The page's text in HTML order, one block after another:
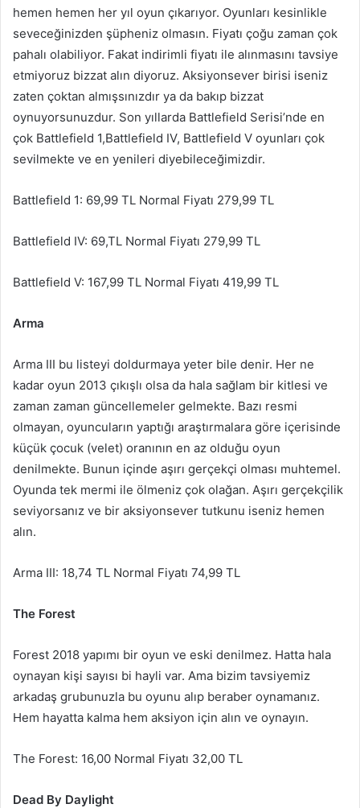
hemen hemen her yıl oyun çıkarıyor. Oyunları kesinlikle
seveceğinizden şüpheniz olmasın. Fiyatı çoğu zaman çok
pahalı olabiliyor. Fakat indirimli fiyatı ile alınmasını tavsiye
etmiyoruz bizzat alın diyoruz. Aksiyonsever birisi iseniz
zaten çoktan almışsınızdır ya da bakıp bizzat
oynuyorsunuzdur. Son yıllarda Battlefield Serisi’nde en
çok Battlefield 1,Battlefield IV, Battlefield V oyunları çok
sevilmekte ve en yenileri diyebileceğimizdir.
Battlefield 1: 69,99 TL Normal Fiyatı 279,99 TL
Battlefield IV: 69,TL Normal Fiyatı 279,99 TL
Battlefield V: 167,99 TL Normal Fiyatı 419,99 TL
Arma
Arma III bu listeyi doldurmaya yeter bile denir. Her ne
kadar oyun 2013 çıkışlı olsa da hala sağlam bir kitlesi ve
zaman zaman güncellemeler gelmekte. Bazı resmi
olmayan, oyuncuların yaptığı araştırmalara göre içerisinde
küçük çocuk (velet) oranının en az olduğu oyun
denilmekte. Bunun içinde aşırı gerçekçi olması muhtemel.
Oyunda tek mermi ile ölmeniz çok olağan. Aşırı gerçekçilik
seviyorsanız ve bir aksiyonsever tutkunu iseniz hemen
alın.
Arma III: 18,74 TL Normal Fiyatı 74,99 TL
The Forest
Forest 2018 yapımı bir oyun ve eski denilmez. Hatta hala
oynayan kişi sayısı bi hayli var. Ama bizim tavsiyemiz
arkadaş grubunuzla bu oyunu alıp beraber oynamanız.
Hem hayatta kalma hem aksiyon için alın ve oynayın.
The Forest: 16,00 Normal Fiyatı 32,00 TL
Dead By Daylight